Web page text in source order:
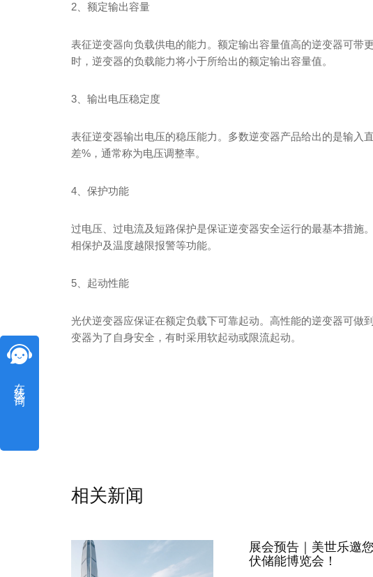
2、额定输出容量
表征逆变器向负载供电的能力。额定输出容量值高的逆变器可带
时，逆变器的负载能力将小于所给出的额定输出容量值。
3、输出电压稳定度
表征逆变器输出电压的稳压能力。多数逆变器产品给出的是输入
差%，通常称为电压调整率。
4、保护功能
过电压、过电流及短路保护是保证逆变器安全运行的最基本措施
相保护及温度越限报警等功能。
5、起动性能
光伏逆变器应保证在额定负载下可靠起动。高性能的逆变器可做
变器为了自身安全，有时采用软起动或限流起动。
相关新闻
展会预告｜美世乐邀
伏储能博览会！
在线咨询